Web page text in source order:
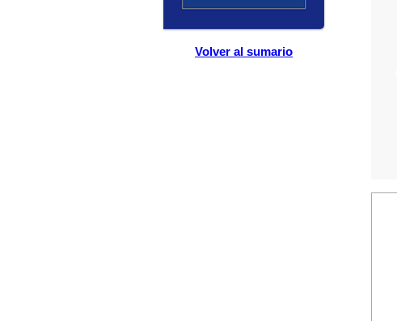
Volver al sumario